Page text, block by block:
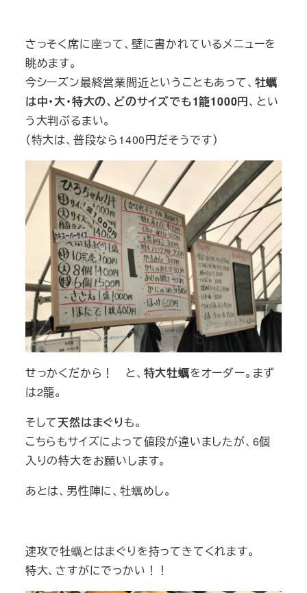
さっそく席に座って、壁に書かれているメニューを
眺めます。
今シーズン最終営業間近ということもあって、 牡蠣
は中・大・特大の、どのサイズでも1籠1000円、とい
う大判ぶるまい。
（特大は、普段なら1400円だそうです）
せっかくだから！ と、 特大牡蠣をオーダー。まず
は2籠。
そして天然はまぐりも。
こちらもサイズによって値段が違いましたが、6個
入りの特大をお願いします。
あとは、男性陣に、牡蠣めし。
速攻で牡蠣とはまぐりを持ってきてくれます。
特大、さすがにでっかい！！